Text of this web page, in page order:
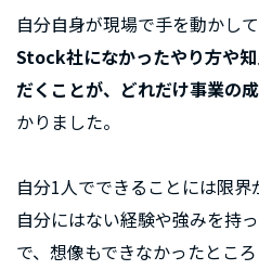
自分自身が現場で手を動かし
Stock社になかったやり方や
だくことが、どれだけ事業の
かりました。
自分1人でできることには限界
自分にはない経験や強みを持
で、想像もできなかったとこ